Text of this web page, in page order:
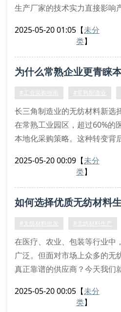
生产厂家的技术实力直接影响
无纺布克重均匀度误差控制在
二、辨别无纺材料批发价格的
原材料成本对比：聚丙烯原料
2025-05-20 01:05 【未分
类】
为什么常熟企业更青睐
格？
#工业采购指南 #常熟制造业
长三角制造业的无纺材料新选
在常熟工业园区，超过60%的
本地化采购策略。这种转变背
智，通过优化原料采购渠道和
对比2023年长三角地区企业采
地无纺材料供应商的企业，年
2025-05-20 00:09 【未分
类】
如何选择优质无纺材料
准必须看！
#无纺材料批发 #无纺材料生产
在医疗、农业、包装等行业中
广泛。但面对市场上众多的无
真正靠谱的供应商？今天我们
关键要点。
2025-05-20 00:05 【未分
类】